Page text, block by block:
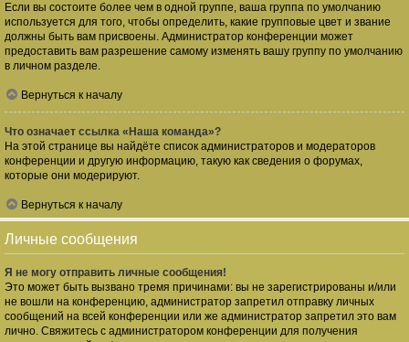
Если вы состоите более чем в одной группе, ваша группа по умолчанию
используется для того, чтобы определить, какие групповые цвет и звание
должны быть вам присвоены. Администратор конференции может
предоставить вам разрешение самому изменять вашу группу по умолчанию
в личном разделе.
Вернуться к началу
Что означает ссылка «Наша команда»?
На этой странице вы найдёте список администраторов и модераторов
конференции и другую информацию, такую как сведения о форумах,
которые они модерируют.
Вернуться к началу
Личные сообщения
Я не могу отправить личные сообщения!
Это может быть вызвано тремя причинами: вы не зарегистрированы и/или
не вошли на конференцию, администратор запретил отправку личных
сообщений на всей конференции или же администратор запретил это вам
лично. Свяжитесь с администратором конференции для получения